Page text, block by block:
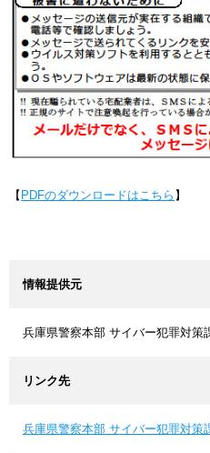
【 PDFのダウンロードはこちら 】
情報提供元
兵庫県警察本部 サイバー犯罪対策
リンク先
兵庫県警察本部 サイバー犯罪対策